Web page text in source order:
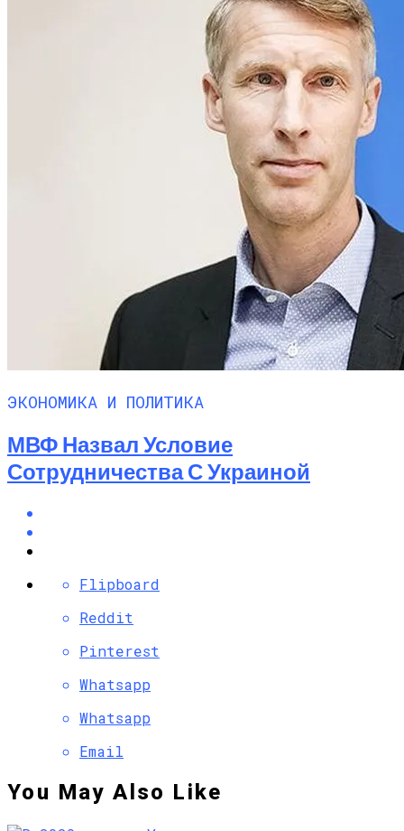
ЭКОНОМИКА И ПОЛИТИКА
МВФ Назвал Условие
Сотрудничества С Украиной
Flipboard
Reddit
Pinterest
Whatsapp
Whatsapp
Email
You May Also Like